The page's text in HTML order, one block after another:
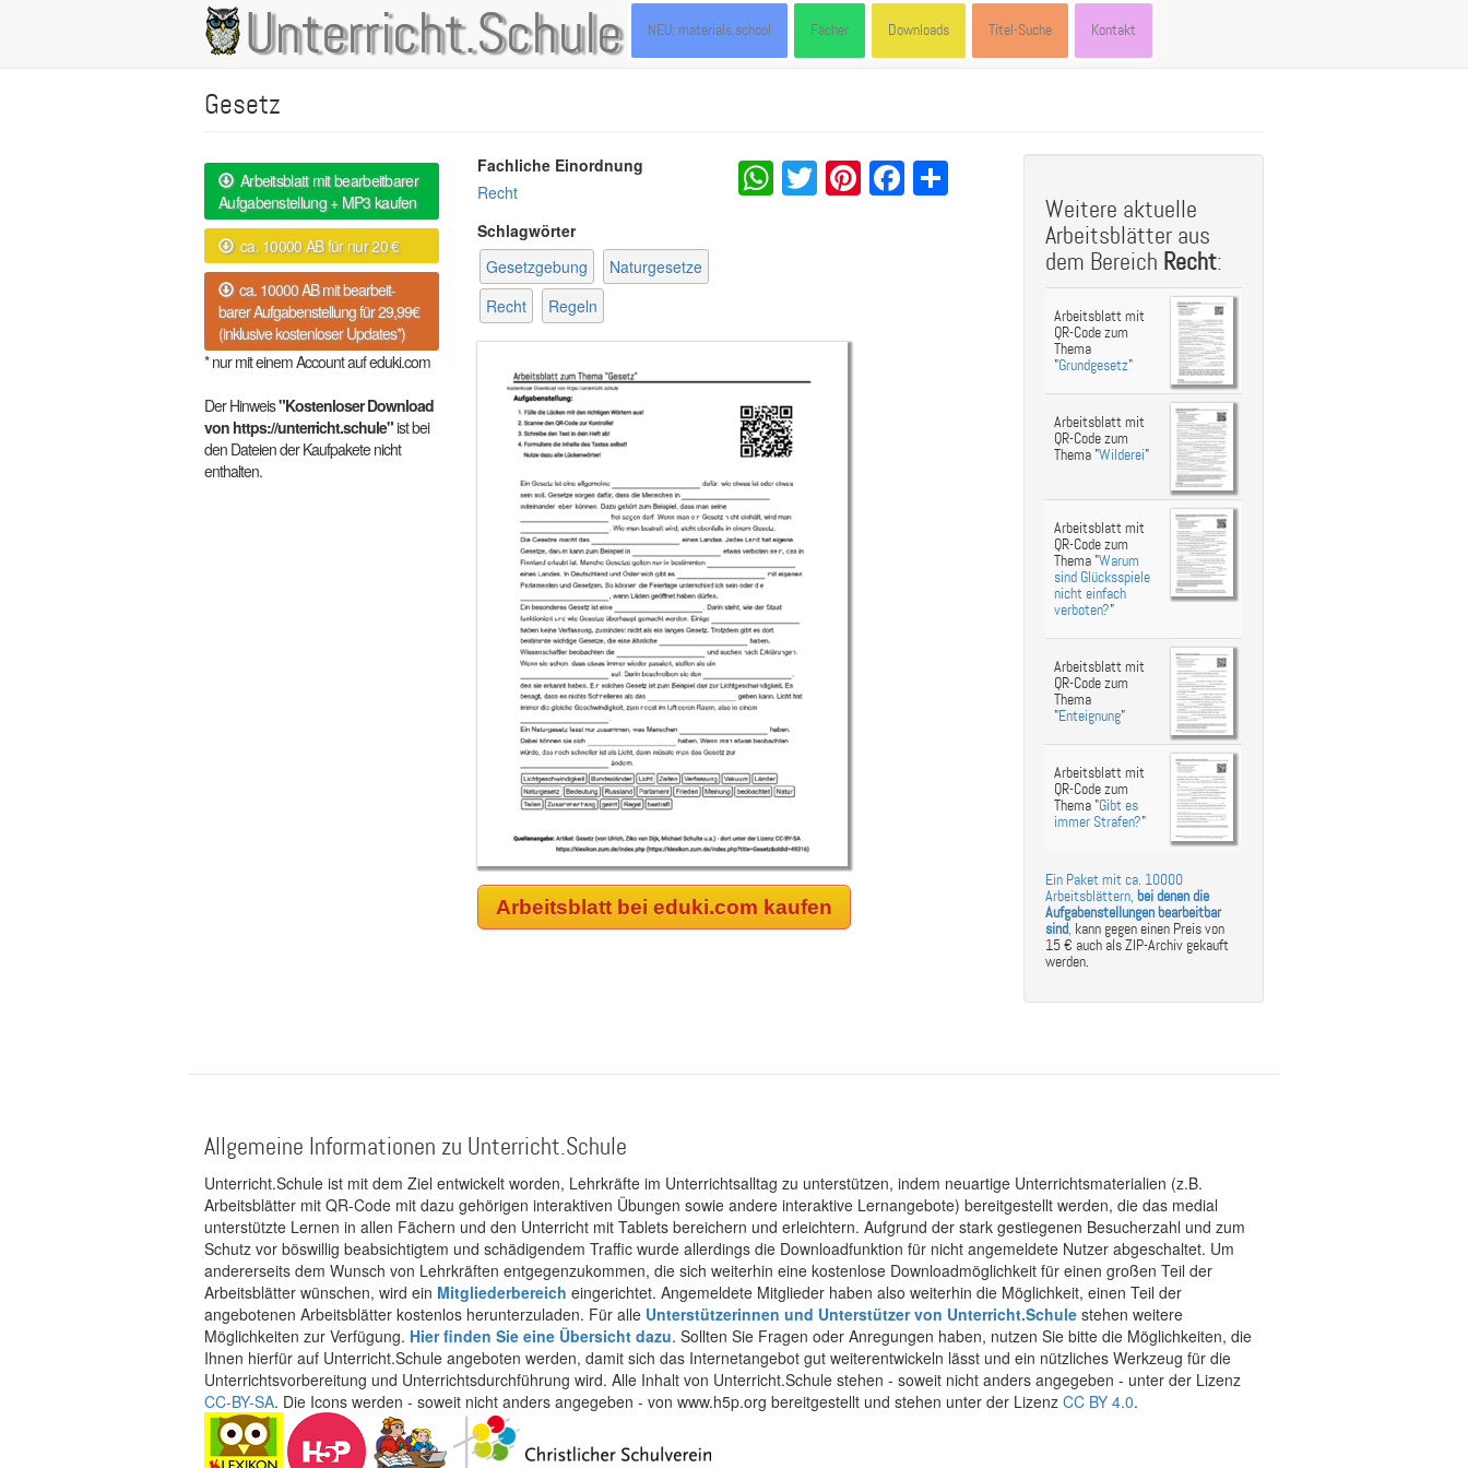
Unterricht.Schule
Main
navigation
NEU: materials.school Fächer Downloads Titel-Suche Kontakt
Gesetz
Arbeitsblatt mit bearbeitbarer
Aufgabenstellung + MP3 kaufen
ca. 10000 AB für nur 20 €
ca. 10000 AB mit bearbeit-
barer Aufgabenstellung für 29,99€
(inklusive kostenloser Updates*)
* nur mit einem Account auf eduki.com
Der Hinweis"Kostenloser Download
von https://unterricht.schule"ist bei
den Dateien der Kaufpakete nicht
enthalten.
Fachliche Einordnung
Recht
Schlagwörter
Gesetzgebung
Naturgesetze
Recht
Regeln
WhatsApp
Twitter
Pinterest
Facebook
Share
Arbeitsblatt bei eduki.com kaufen
Weitere aktuelle
Arbeitsblätter aus
dem Bereich Recht:
Arbeitsblatt mit
QR-Code zum
Thema
"Grundgesetz"
Arbeitsblatt mit
QR-Code zum
Thema "Wilderei"
Arbeitsblatt mit
QR-Code zum
Thema "Warum
sind Glücksspiele
nicht einfach
verboten?"
Arbeitsblatt mit
QR-Code zum
Thema
"Enteignung"
Arbeitsblatt mit
QR-Code zum
Thema "Gibt es
immer Strafen?"
Ein Paket mit ca. 10000
Arbeitsblättern, bei denen die
Aufgabenstellungen bearbeitbar
sind, kann gegen einen Preis von
15 € auch als ZIP-Archiv gekauft
werden.
Allgemeine Informationen zu Unterricht.Schule
Unterricht.Schule ist mit dem Ziel entwickelt worden, Lehrkräfte im Unterrichtsalltag zu unterstützen, indem neuartige Unterrichtsmaterialien (z.B.
Arbeitsblätter mit QR-Code mit dazu gehörigen interaktiven Übungen sowie andere interaktive Lernangebote) bereitgestellt werden, die das medial
unterstützte Lernen in allen Fächern und den Unterricht mit Tablets bereichern und erleichtern. Aufgrund der stark gestiegenen Besucherzahl und zum
Schutz vor böswillig beabsichtigtem und schädigendem Traffic wurde allerdings die Downloadfunktion für nicht angemeldete Nutzer abgeschaltet. Um
andererseits dem Wunsch von Lehrkräften entgegenzukommen, die sich weiterhin eine kostenlose Downloadmöglichkeit für einen großen Teil der
Arbeitsblätter wünschen, wird ein Mitgliederbereich eingerichtet. Angemeldete Mitglieder haben also weiterhin die Möglichkeit, einen Teil der
angebotenen Arbeitsblätter kostenlos herunterzuladen. Für alle Unterstützerinnen und Unterstützer von Unterricht.Schule stehen weitere
Möglichkeiten zur Verfügung. Hier finden Sie eine Übersicht dazu. Sollten Sie Fragen oder Anregungen haben, nutzen Sie bitte die Möglichkeiten, die
Ihnen hierfür auf Unterricht.Schule angeboten werden, damit sich das Internetangebot gut weiterentwickeln lässt und ein nützliches Werkzeug für die
Unterrichtsvorbereitung und Unterrichtsdurchführung wird. Alle Inhalt von Unterricht.Schule stehen - soweit nicht anders angegeben - unter der Lizenz
CC-BY-SA. Die Icons werden - soweit nicht anders angegeben - von www.h5p.org bereitgestellt und stehen unter der Lizenz CC BY 4.0.